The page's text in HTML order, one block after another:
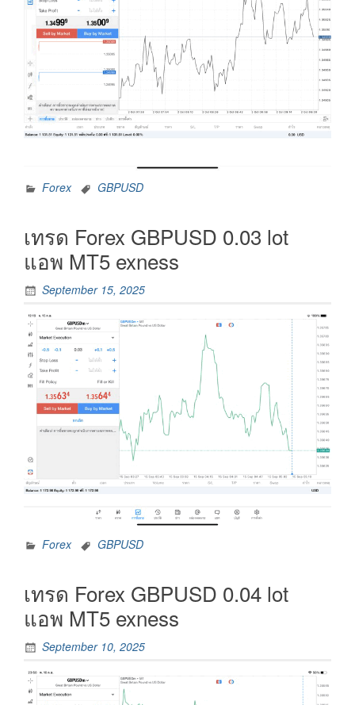
Forex GBPUSD
เทรด Forex GBPUSD 0.03 lot
แอพ MT5 exness
September 15, 2025
Forex GBPUSD
เทรด Forex GBPUSD 0.04 lot
แอพ MT5 exness
September 10, 2025